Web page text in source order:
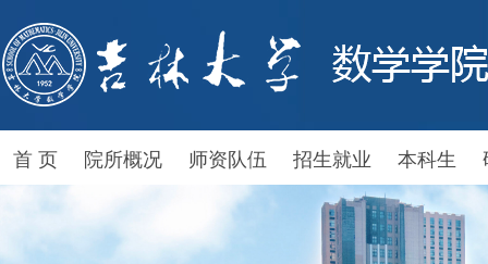
首 页 院所概况 师资队伍 招生就业 本科生